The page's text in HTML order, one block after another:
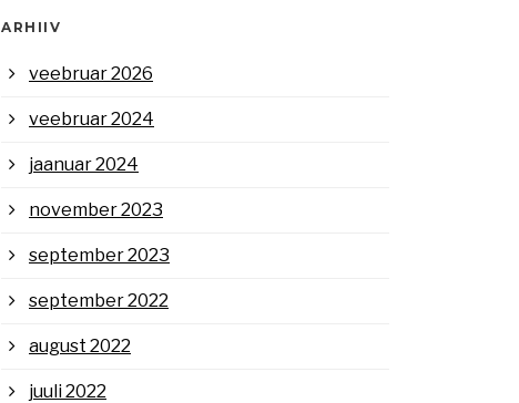
ARHIIV
veebruar 2026
veebruar 2024
jaanuar 2024
november 2023
september 2023
september 2022
august 2022
juuli 2022